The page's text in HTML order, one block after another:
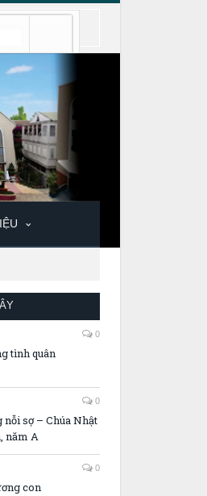
0
tình quân
0
sợ – Chúa Nhật
năm A
0
con